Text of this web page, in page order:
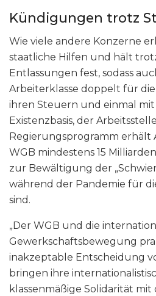
Kündigungen trotz
Wie viele andere Konzerne
staatliche Hilfen und hält
Entlassungen fest, sodass
Arbeiterklasse doppelt für
ihren Steuern und einmal
Existenzbasis, der
Regierungsprogramm erhält
WGB mindestens 15
zur Bewältigung der
während der Pandemie für
sind.
„Der WGB und die
Gewerkschaftsbewegung
inakzeptable Entscheidung
bringen ihre
klassenmäßige Solidarität